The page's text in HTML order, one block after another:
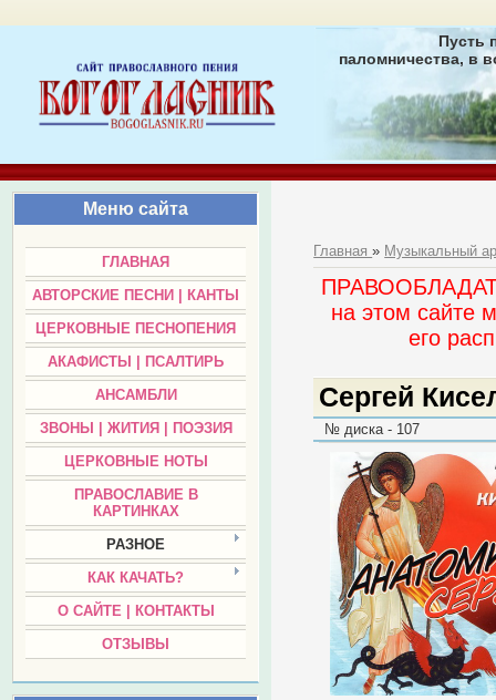
Пусть
паломничества, в
Меню сайта
ГЛАВНАЯ
АВТОРСКИЕ ПЕСНИ | КАНТЫ
ЦЕРКОВНЫЕ ПЕСНОПЕНИЯ
АКАФИСТЫ | ПСАЛТИРЬ
АНСАМБЛИ
ЗВОНЫ | ЖИТИЯ | ПОЭЗИЯ
ЦЕРКОВНЫЕ НОТЫ
ПРАВОСЛАВИЕ В
КАРТИНКАХ
РАЗНОЕ
КАК КАЧАТЬ?
О САЙТЕ | КОНТАКТЫ
ОТЗЫВЫ
Главная» Музыкальный
на этом сайте
его
Сергей
№ диска - 107